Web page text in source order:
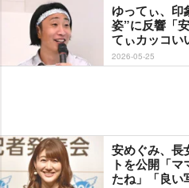
ゆってぃ、
姿”に反響「
てぃカッコい
2026-05-25
安めぐみ、長
トを公開「
たね」「良い